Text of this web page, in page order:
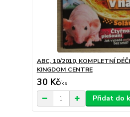
ABC, 10/2010, KOMPLETNÍ
KINGDOM CENTRE
30 Kč/ks
Přidat do